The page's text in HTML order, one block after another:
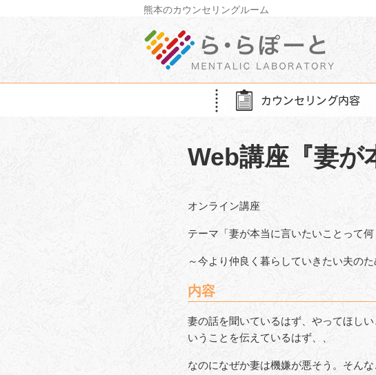
熊本のカウンセリングルーム
Web講座『妻が
オンライン講座
テーマ「妻が本当に言いたいことって何
～今より仲良く暮らしていきたい夫の
内容
妻の話を聞いているはず、やってほし
いうことを伝えているはず、、
なのになぜか妻は機嫌が悪そう。そん